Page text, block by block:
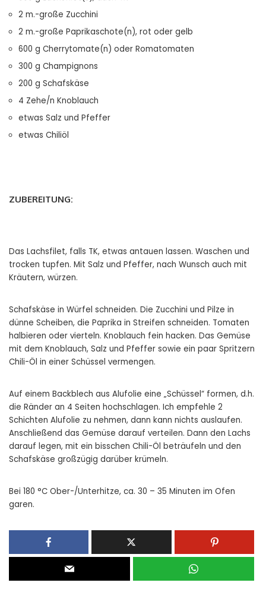
2 m.-große Zucchini
2 m.-große Paprikaschote(n), rot oder gelb
600 g Cherrytomate(n) oder Romatomaten
300 g Champignons
200 g Schafskäse
4 Zehe/n Knoblauch
etwas Salz und Pfeffer
etwas Chiliöl
ZUBEREITUNG:
Das Lachsfilet, falls TK, etwas antauen lassen. Waschen und
trocken tupfen. Mit Salz und Pfeffer, nach Wunsch auch mit
Kräutern, würzen.
Schafskäse in Würfel schneiden. Die Zucchini und Pilze in
dünne Scheiben, die Paprika in Streifen schneiden. Tomaten
halbieren oder vierteln. Knoblauch fein hacken. Das Gemüse
mit dem Knoblauch, Salz und Pfeffer sowie ein paar Spritzern
Chili-Öl in einer Schüssel vermengen.
Auf einem Backblech aus Alufolie eine „Schüssel“ formen, d.h.
die Ränder an 4 Seiten hochschlagen. Ich empfehle 2
Schichten Alufolie zu nehmen, dann kann nichts auslaufen.
Anschließend das Gemüse darauf verteilen. Dann den Lachs
darauf legen, mit ein bisschen Chili-Öl beträufeln und den
Schafskäse großzügig darüber krümeln.
Bei 180 °C Ober-/Unterhitze, ca. 30 – 35 Minuten im Ofen
garen.